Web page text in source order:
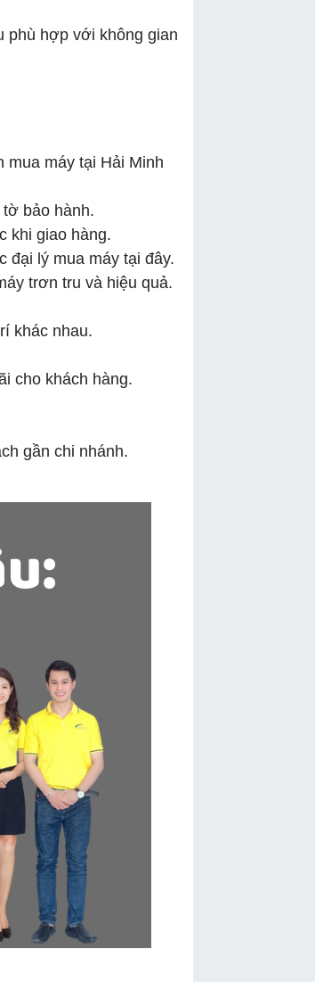
phù hợp với không gian
mua máy tại Hải Minh
bảo hành.
khi giao hàng.
đại lý mua máy tại đây.
trơn tru và hiệu quả.
khác nhau.
cho khách hàng.
gần chi nhánh.